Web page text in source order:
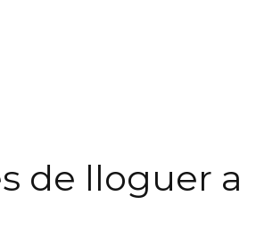
de lloguer a